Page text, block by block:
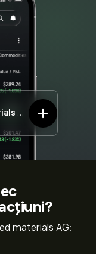
IBU-tec advanced materials AG IBU.DE
materials AG: